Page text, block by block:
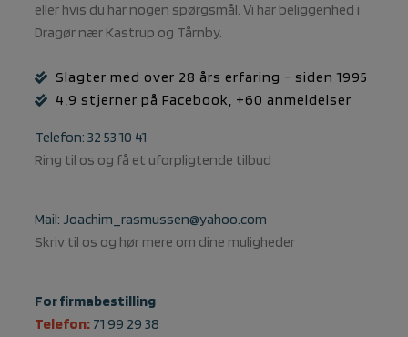
eller hvis du har nogen spørgsmål. Vi har beliggenhed i
Dragør nær Kastrup og Tårnby.
Slagter med over 28 års erfaring - siden 1995
4,9 stjerner på Facebook, +60 anmeldelser
Telefon: 32 53 10 41
Ring til os og få et uforpligtende tilbud
Mail: Joachim_rasmussen@yahoo.com
Skriv til os og hør mere om dine muligheder
For firmabestilling
Telefon: 71 99 29 38